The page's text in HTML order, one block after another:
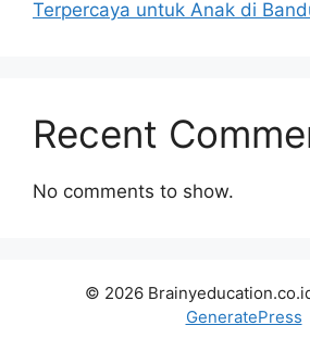
Terpercaya untuk Anak di
Recent
No comments to show.
© 2026
GeneratePress